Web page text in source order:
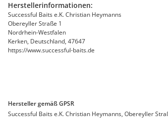
Herstellerinformationen:
Successful Baits e.K. Christian Heymanns
Obereyller Straße 1
Nordrhein-Westfalen
Kerken, Deutschland, 47647
https://www.successful-baits.de
Hersteller gemäß GPSR
Successful Baits e.K. Christian Heymanns, Obereyller